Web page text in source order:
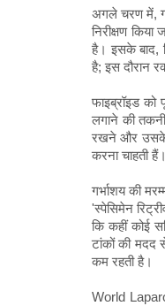
अगले चरण में,
निरीक्षण
है। इसके बाद,
है; इस दौरान
फाइब्रॉइड को
लगाने की
रखने और उसके
करना चाहती हैं।
गर्भाशय की
'स्पेसिमेन
कि कहीं कोई
टांकों की मदद
कम रहती है।
World